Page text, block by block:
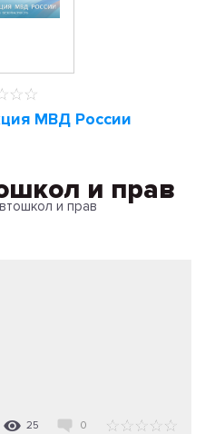
МВД России
и прав
и прав
25 0